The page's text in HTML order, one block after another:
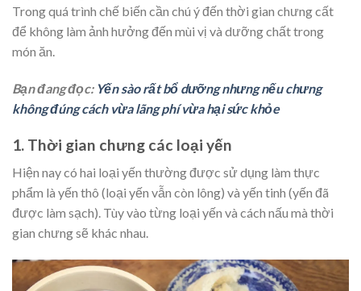
Trong quá trình chế biến cần chú ý đến thời gian chưng cất
để không làm ảnh hưởng đến mùi vị và dưỡng chất trong
món ăn.
Bạn đang đọc: Yến sào rất bổ dưỡng nhưng nếu chưng
không đúng cách vừa lãng phí vừa hại sức khỏe
1. Thời gian chưng các loại yến
Hiện nay có hai loại yến thường được sử dụng làm thực
phẩm là yến thô (loại yến vẫn còn lông) và yến tinh (yến đã
được làm sạch). Tùy vào từng loại yến và cách nấu mà thời
gian chưng sẽ khác nhau.